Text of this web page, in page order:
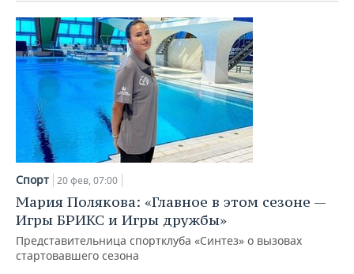
Спорт 20 фев, 07:00
Мария Полякова: «Главное в этом сезоне —
Игры БРИКС и Игры дружбы»
Представительница спортклуба «Синтез» о вызовах
стартовавшего сезона